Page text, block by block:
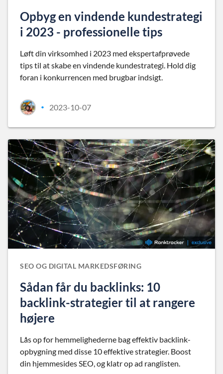
Opbyg en vindende kundestrategi
i 2023 - professionelle tips
Løft din virksomhed i 2023 med ekspertafprøvede
tips til at skabe en vindende kundestrategi. Hold dig
foran i konkurrencen med brugbar indsigt.
• 2023-10-07
SEO OG DIGITAL MARKEDSFØRING
Sådan får du backlinks: 10
backlink-strategier til at rangere
højere
Lås op for hemmelighederne bag effektiv backlink-
opbygning med disse 10 effektive strategier. Boost
din hjemmesides SEO, og klatr op ad ranglisten.